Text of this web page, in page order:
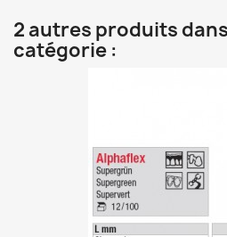
2 autres produits
catégorie :